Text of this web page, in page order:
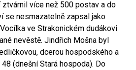
více než 500 postav a do
se nesmazatelně zapsal jako
ve Strakonickém dudákovi
nevěstě. Jindřich Mošna byl
dcerou hospodského a
(dnešní Stará hospoda). Do